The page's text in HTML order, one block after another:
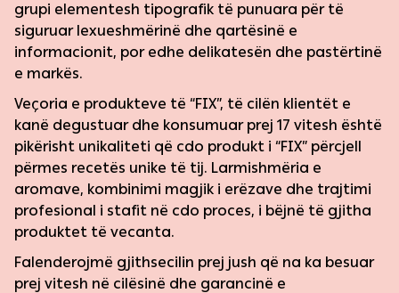
grupi elementesh tipografik të punuara për të
siguruar lexueshmërinë dhe qartësinë e
informacionit, por edhe delikatesën dhe pastërtinë
e markës.
Veçoria e produkteve të “FIX”, të cilën klientët e
kanë degustuar dhe konsumuar prej 17 vitesh është
pikërisht unikaliteti që cdo produkt i “FIX” përcjell
përmes recetës unike të tij. Larmishmëria e
aromave, kombinimi magjik i erëzave dhe trajtimi
profesional i stafit në cdo proces, i bëjnë të gjitha
produktet të vecanta.
Falenderojmë gjithsecilin prej jush që na ka besuar
prej vitesh në cilësinë dhe garancinë e